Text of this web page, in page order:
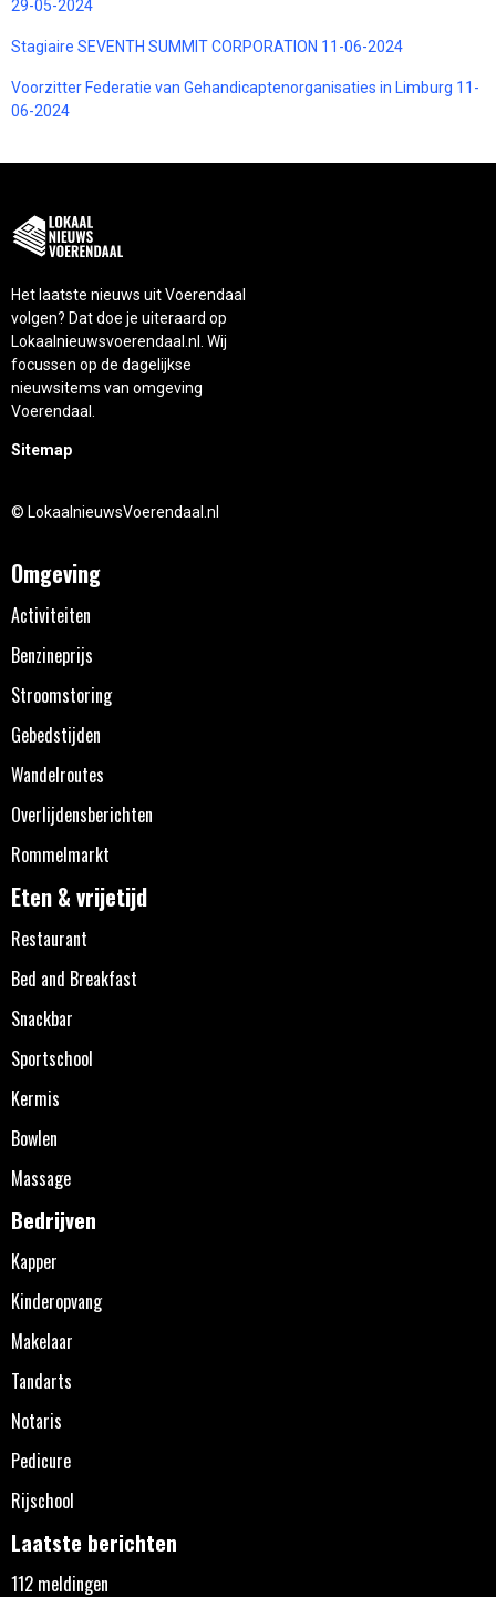
29-05-2024
Stagiaire SEVENTH SUMMIT CORPORATION 11-06-2024
Voorzitter Federatie van Gehandicaptenorganisaties in Limburg 11-
06-2024
Het laatste nieuws uit Voerendaal
volgen? Dat doe je uiteraard op
Lokaalnieuwsvoerendaal.nl. Wij
focussen op de dagelijkse
nieuwsitems van omgeving
Voerendaal.
Sitemap
© LokaalnieuwsVoerendaal.nl
Omgeving
Activiteiten
Benzineprijs
Stroomstoring
Gebedstijden
Wandelroutes
Overlijdensberichten
Rommelmarkt
Eten & vrijetijd
Restaurant
Bed and Breakfast
Snackbar
Sportschool
Kermis
Bowlen
Massage
Bedrijven
Kapper
Kinderopvang
Makelaar
Tandarts
Notaris
Pedicure
Rijschool
Laatste berichten
112 meldingen